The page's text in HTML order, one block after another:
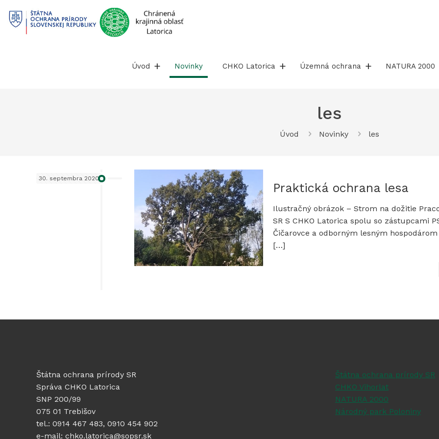
obsah
Úvod Novinky CHKO Latorica Územná ochrana NATURA 2000
les
Úvod Novinky les
30. septembra 2020
Praktická ochrana lesa
Ilustračný obrázok – Strom na dožitie
SR S CHKO Latorica spolu so zástupcami
Čičarovce a odborným lesným
[…]
Štátna ochrana prírody SR
Správa CHKO Latorica
SNP 200/99
075 01 Trebišov
tel.: 0914 467 483, 0910 454 902
e-mail: chko.latorica@sopsr.sk
Štátna ochrana prírody SR
CHKO Vihorlat
NATURA 2000
Národný park Poloniny